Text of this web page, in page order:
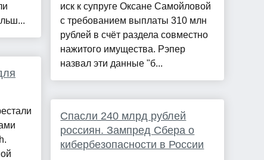
иск к супруге Оксане Самойловой
с требованием выплаты 310 млн
рублей в счёт раздела совместно
нажитого имущества. Рэпер
назвал эти данные "б...
Спасли 240 млрд рублей
россиян. Зампред Сбера о
кибербезопасности в России